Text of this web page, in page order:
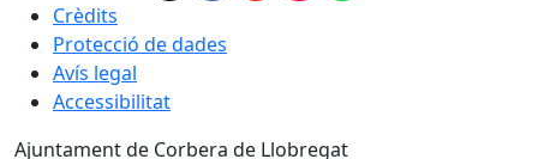
Crèdits
Protecció de dades
Avís legal
Accessibilitat
Ajuntament de Corbera de Llobregat